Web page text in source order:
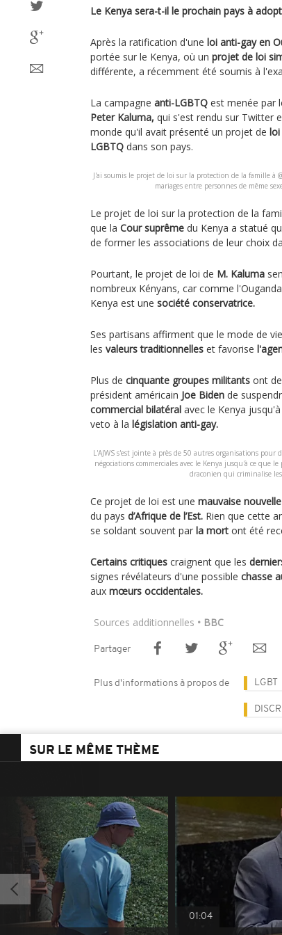
Le Kenya sera-t-il le prochain pays à
Après la ratification d'une loi anti-gay en
portée sur le Kenya, où un projet de loi
différente, a récemment été soumis à
La campagne anti-LGBTQ est menée par
Peter Kaluma, qui s'est rendu sur Twitter
monde qu'il avait présenté un projet de loi
LGBTQ dans son pays.
J'ai soumis le projet de loi sur la protection de la famille à
mariages entre personnes de même
Le projet de loi sur la protection de la
que la Cour suprême du Kenya a statué
de former les associations de leur choix
Pourtant, le projet de loi de M. Kaluma
nombreux Kényans, car comme
Kenya est une société conservatrice.
Ses partisans affirment que le mode de
les valeurs traditionnelles et favorise
Plus de cinquante groupes militants ont
président américain Joe Biden de
commercial bilatéral avec le Kenya
veto à la législation anti-gay.
L'AJWS s'est jointe à près de 50 autres organisations
négociations commerciales avec le Kenya jusqu'à ce que
draconien qui criminalise
Ce projet de loi est une mauvaise nouvelle
du pays d’Afrique de l’Est. Rien que cette
se soldant souvent par la mort ont été
Certains critiques craignent que les
signes révélateurs d'une possible chasse
aux mœurs occidentales.
Sources additionnelles • BBC
Partager
Plus d'informations à propos de LGBT
SUR LE MÊME THÈME
01:04